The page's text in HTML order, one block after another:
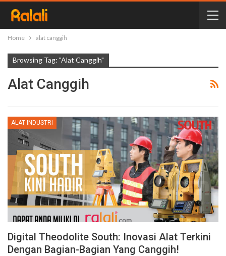
Home alat canggih
Browsing Tag: "alat Canggih"
Alat Canggih
ALAT INDUSTRI
Digital Theodolite South: Inovasi Alat Terkini
Dengan Bagian-Bagian Yang Canggih!